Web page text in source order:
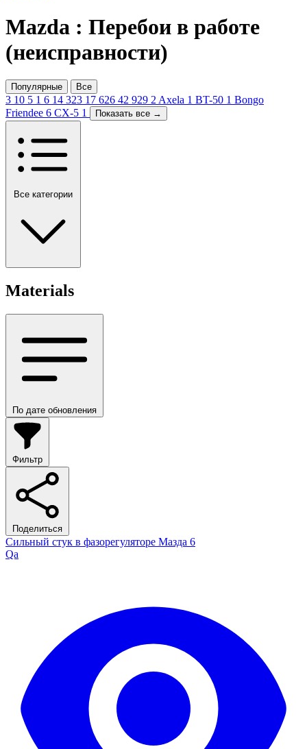
Mazda : Перебои в работе
(неисправности)
Популярные Все
3 10 5 1 6 14 323 17 626 42 929 2 Axela 1 BT-50 1 Bongo
Friendee 6 CX-5 1 Показать все →
Все категории
Materials
По дате обновления
Фильтр
Поделиться
Сильный стук в фазорегуляторе Мазда 6
Qa